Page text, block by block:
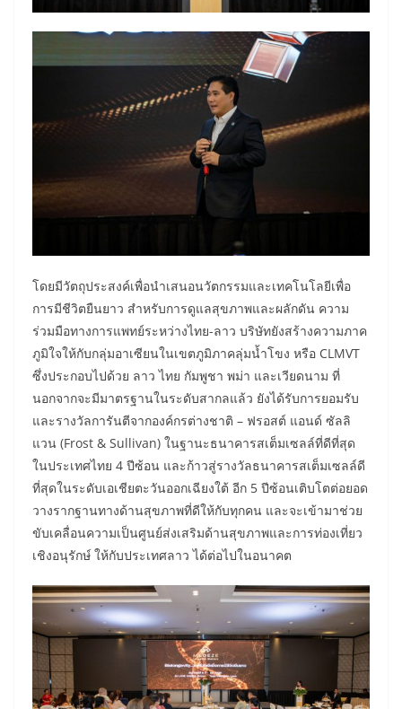
โดยมีวัตถุประสงค์เพื่อนำเสนอนวัตกรรมและเทคโนโลยีเพื่อ
การมีชีวิตยืนยาว สำหรับการดูแลสุขภาพและผลักดัน ความ
ร่วมมือทางการแพทย์ระหว่างไทย-ลาว บริษัทยังสร้างความภาค
ภูมิใจให้กับกลุ่มอาเซียนในเขตภูมิภาคลุ่มน้ำโขง หรือ CLMVT
ซึ่งประกอบไปด้วย ลาว ไทย กัมพูชา พม่า และเวียดนาม ที่
นอกจากจะมีมาตรฐานในระดับสากลแล้ว ยังได้รับการยอมรับ
และรางวัลการันตีจากองค์กรต่างชาติ – ฟรอสต์ แอนด์ ซัลลิ
แวน (Frost & Sullivan) ในฐานะธนาคารสเต็มเซลล์ที่ดีที่สุด
ในประเทศไทย 4 ปีซ้อน และก้าวสู่รางวัลธนาคารสเต็มเซลล์ดี
ที่สุดในระดับเอเชียตะวันออกเฉียงใต้ อีก 5 ปีซ้อนเติบโตต่อยอด
วางรากฐานทางด้านสุขภาพที่ดีให้กับทุกคน และจะเข้ามาช่วย
ขับเคลื่อนความเป็นศูนย์ส่งเสริมด้านสุขภาพและการท่องเที่ยว
เชิงอนุรักษ์ ให้กับประเทศลาว ได้ต่อไปในอนาคต